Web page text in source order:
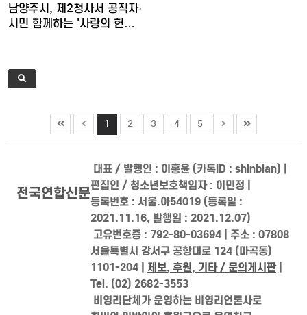
남양주시, 제2청사서 공직자·
시민 함께하는 '사랑의 헌…
1 2 3 4 5
전국연합신문
대표 / 발행인 : 이홍윤 (카톡ID : shinbian) |
편집인 / 청소년보호책임자 : 이민정 |
등록번호 : 서울.아54019 (등록일 :
2021.11.16, 발행일 : 2021.12.07)
고유번호증 : 792-80-03694 | 주소 : 07808
서울특별시 강서구 공항대로 124 (마곡동)
1101-204 | 제보, 후원, 기타 / 문의게시판|
Tel. (02) 2682-3553
비영리단체가 운영하는 비영리언론사로